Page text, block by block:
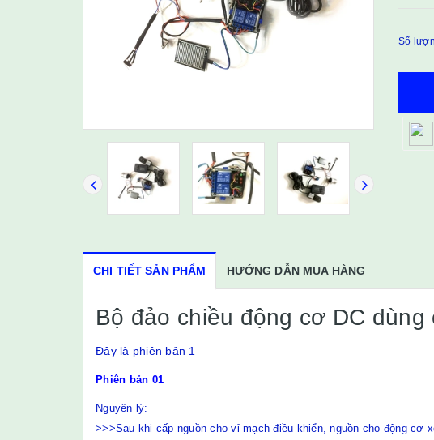
Số
CHI TIẾT SẢN PHẨM HƯỚNG DẪN MUA HÀNG
Bộ đảo chiều động cơ DC dùng
Đây là phiên bản 1
Phiên bản 01
Nguyên lý:
>>>Sau khi cấp nguồn cho vỉ mạch điều khiển, nguồn cho động cơ